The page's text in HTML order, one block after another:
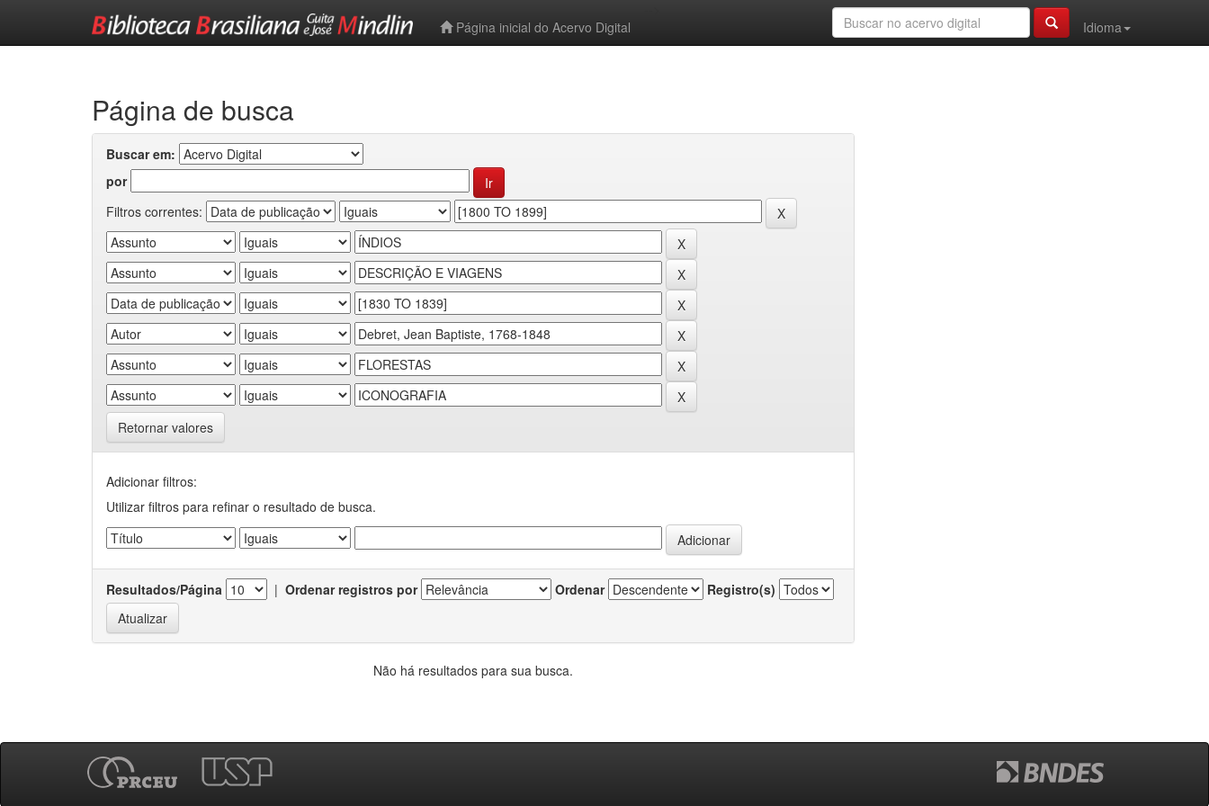
Página inicial do Acervo Digital
Idioma
Página de busca
Buscar em:
por
Filtros correntes:
Retornar valores
Adicionar filtros:
Utilizar filtros para refinar o resultado de busca.
Resultados/Página | Ordenar registros por Ordenar Registro(s)
Não há resultados para sua busca.